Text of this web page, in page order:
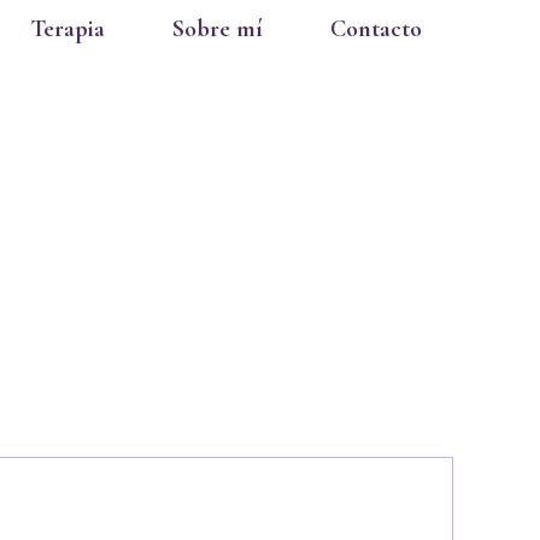
Terapia Sobre mí Contacto